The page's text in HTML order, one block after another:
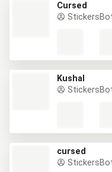
Cursed
Kushal
cursed